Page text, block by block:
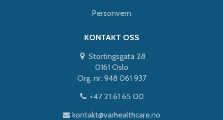
Personvern
KONTAKT OSS
Stortingsgata 28
0161 Oslo
Org. nr: 948 061 937
+47 21 61 65 00
kontakt@varhealthcare.no